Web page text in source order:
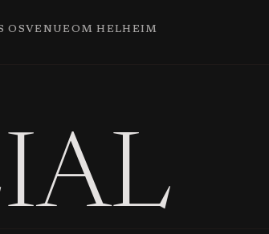
OSVENUEOM HELHEIM